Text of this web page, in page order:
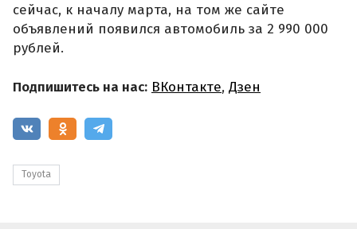
сейчас, к началу марта, на том же сайте
объявлений появился автомобиль за 2 990 000
рублей.
Подпишитесь на нас: ВКонтакте, Дзен
Toyota